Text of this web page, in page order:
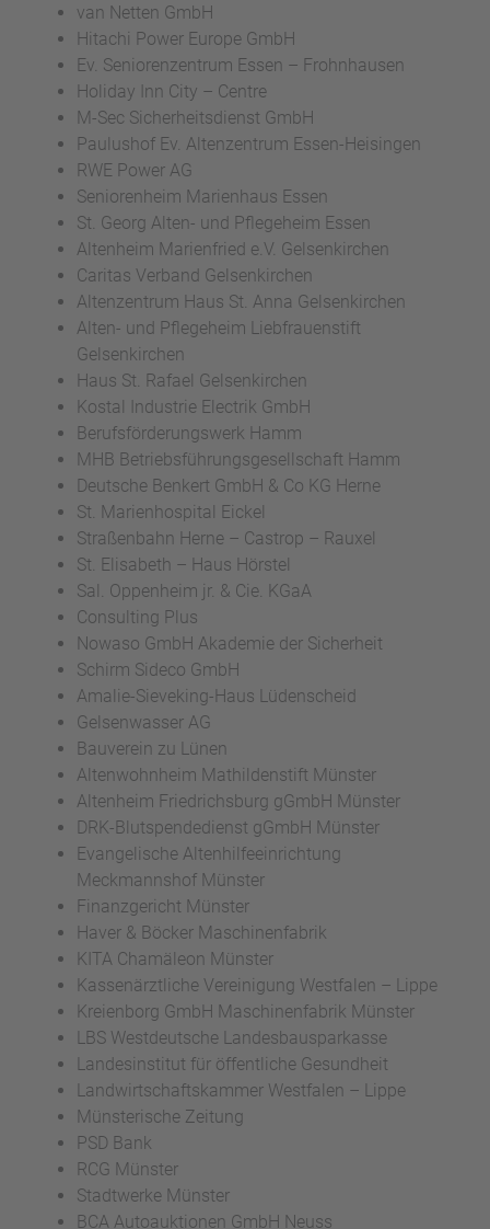
van Netten GmbH
Hitachi Power Europe GmbH
Ev. Seniorenzentrum Essen – Frohnhausen
Holiday Inn City – Centre
M-Sec Sicherheitsdienst GmbH
Paulushof Ev. Altenzentrum Essen-Heisingen
RWE Power AG
Seniorenheim Marienhaus Essen
St. Georg Alten- und Pflegeheim Essen
Altenheim Marienfried e.V. Gelsenkirchen
Caritas Verband Gelsenkirchen
Altenzentrum Haus St. Anna Gelsenkirchen
Alten- und Pflegeheim Liebfrauenstift
Gelsenkirchen
Haus St. Rafael Gelsenkirchen
Kostal Industrie Electrik GmbH
Berufsförderungswerk Hamm
MHB Betriebsführungsgesellschaft Hamm
Deutsche Benkert GmbH & Co KG Herne
St. Marienhospital Eickel
Straßenbahn Herne – Castrop – Rauxel
St. Elisabeth – Haus Hörstel
Sal. Oppenheim jr. & Cie. KGaA
Consulting Plus
Nowaso GmbH Akademie der Sicherheit
Schirm Sideco GmbH
Amalie-Sieveking-Haus Lüdenscheid
Gelsenwasser AG
Bauverein zu Lünen
Altenwohnheim Mathildenstift Münster
Altenheim Friedrichsburg gGmbH Münster
DRK-Blutspendedienst gGmbH Münster
Evangelische Altenhilfeeinrichtung
Meckmannshof Münster
Finanzgericht Münster
Haver & Böcker Maschinenfabrik
KITA Chamäleon Münster
Kassenärztliche Vereinigung Westfalen – Lippe
Kreienborg GmbH Maschinenfabrik Münster
LBS Westdeutsche Landesbausparkasse
Landesinstitut für öffentliche Gesundheit
Landwirtschaftskammer Westfalen – Lippe
Münsterische Zeitung
PSD Bank
RCG Münster
Stadtwerke Münster
BCA Autoauktionen GmbH Neuss